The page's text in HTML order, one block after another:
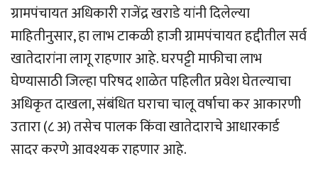
ग्रामपंचायत अधिकारी राजेंद्र खराडे यांनी दिलेल्या
माहितीनुसार, हा लाभ टाकळी हाजी ग्रामपंचायत हद्दीतील सर्व
खातेदारांना लागू राहणार आहे. घरपट्टी माफीचा लाभ
घेण्यासाठी जिल्हा परिषद शाळेत पहिलीत प्रवेश घेतल्याचा
अधिकृत दाखला, संबंधित घराचा चालू वर्षाचा कर आकारणी
उतारा (८ अ) तसेच पालक किंवा खातेदाराचे आधारकार्ड
सादर करणे आवश्यक राहणार आहे.